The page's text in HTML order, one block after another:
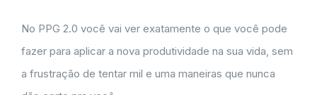
No PPG 2.0 você vai ver exatamente o que você pode
fazer para aplicar a nova produtividade na sua vida, sem
a frustração de tentar mil e uma maneiras que nunca